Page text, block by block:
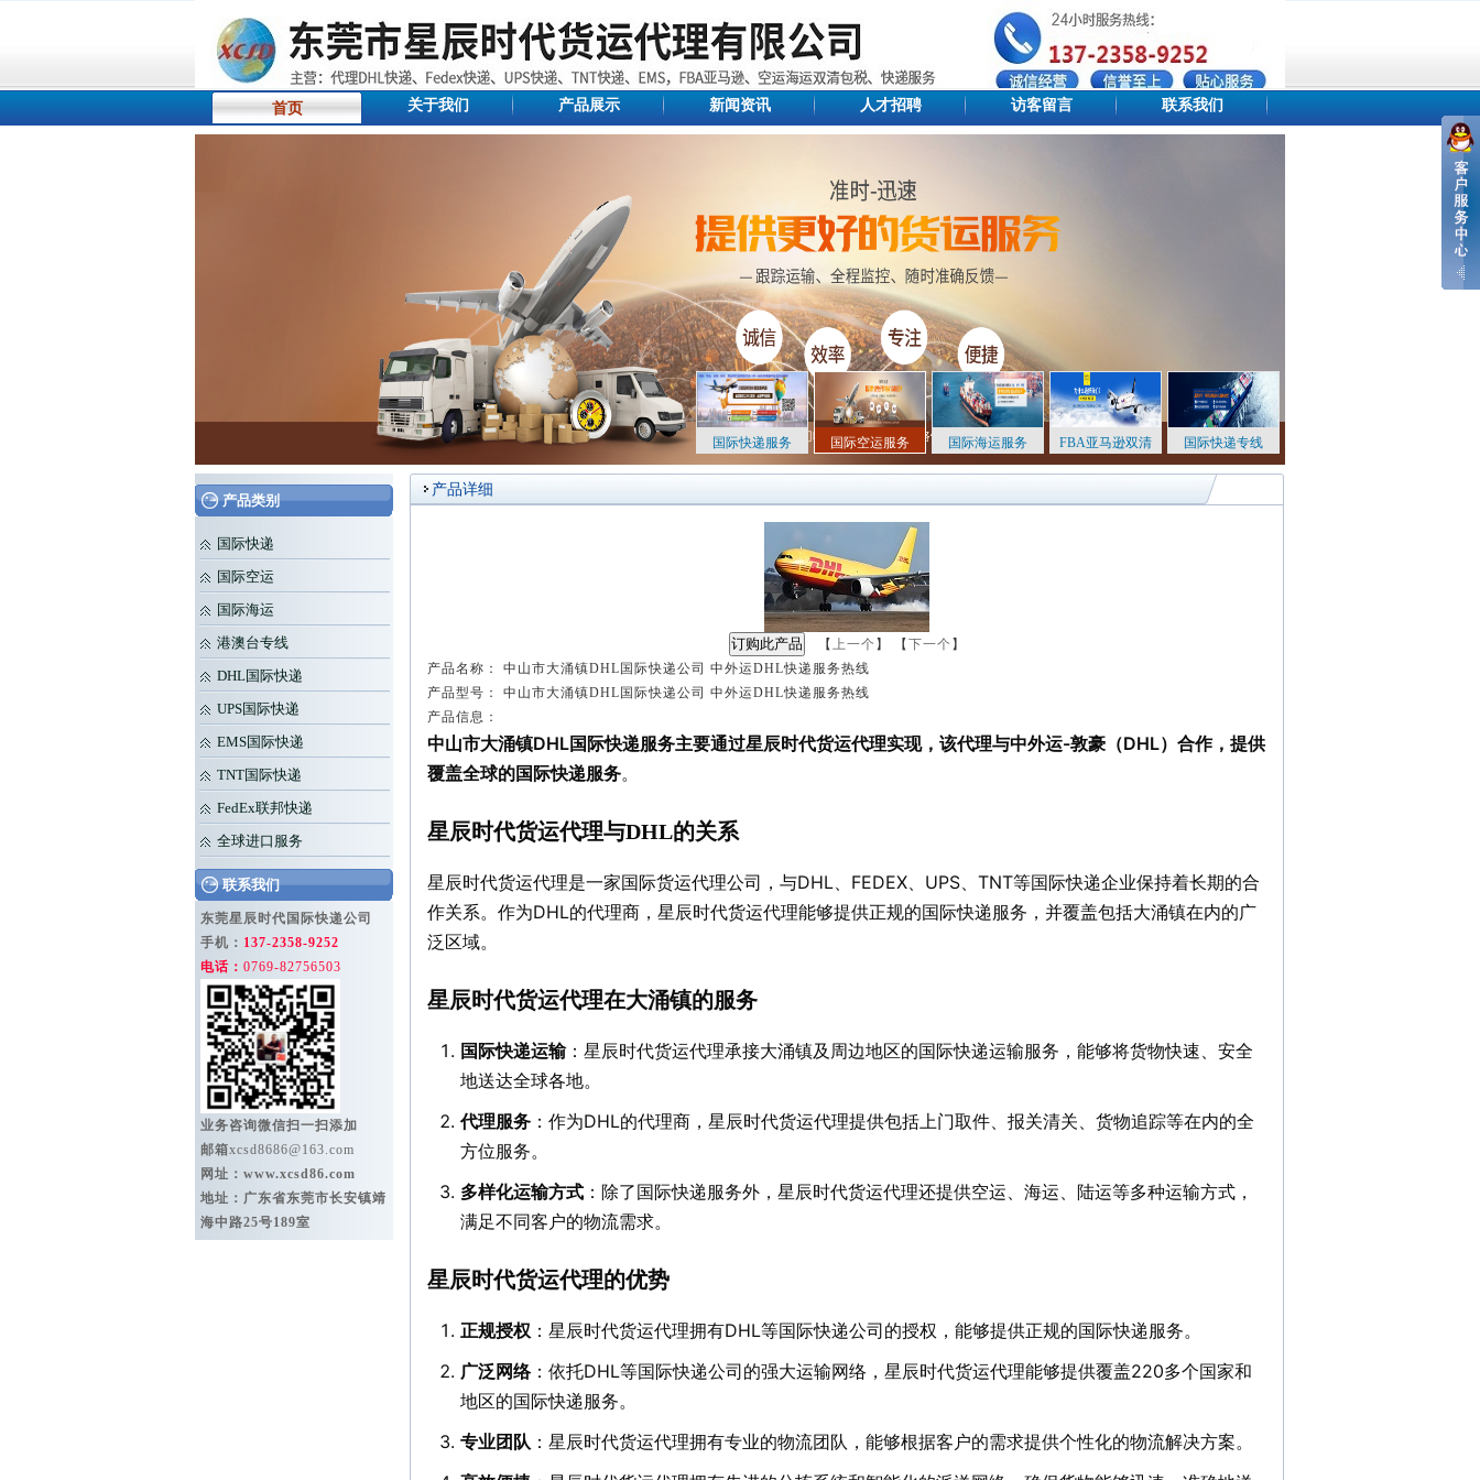
首页 关于我们 产品展示 新闻资讯 人才招聘 访客留言 联系我们
国际快递服务 国际空运服务 国际海运服务 FBA亚马逊双清 国际快递专线
产品类别
国际快递
国际空运
国际海运
港澳台专线
DHL国际快递
UPS国际快递
EMS国际快递
TNT国际快递
FedEx联邦快递
全球进口服务
联系我们
东莞星辰时代国际快递公司
手机： 137-2358-9252
电话： 0769-82756503
业务咨询微信扫一扫添加
邮箱xcsd8686@163.com
网址： www.xcsd86.com
地址：广东省东莞市长安镇靖
海中路25号189室
产品详细
【 上一个 】 【 下一个 】
产品名称： 中山市大涌镇DHL国际快递公司 中外运DHL快递服务热线
产品型号： 中山市大涌镇DHL国际快递公司 中外运DHL快递服务热线
产品信息：
中山市大涌镇DHL国际快递服务主要通过星辰时代货运代理实现，该代理与中外运-敦豪（DHL）合作，提供
覆盖全球的国际快递服务。
星辰时代货运代理与DHL的关系
星辰时代货运代理是一家国际货运代理公司，与DHL、FEDEX、UPS、TNT等国际快递企业保持着长期的合
作关系。作为DHL的代理商，星辰时代货运代理能够提供正规的国际快递服务，并覆盖包括大涌镇在内的广
泛区域。
星辰时代货运代理在大涌镇的服务
国际快递运输：星辰时代货运代理承接大涌镇及周边地区的国际快递运输服务，能够将货物快速、安全
地送达全球各地。
代理服务 ：作为DHL的代理商，星辰时代货运代理提供包括上门取件、报关清关、货物追踪等在内的全
方位服务。
多样化运输方式 ：除了国际快递服务外，星辰时代货运代理还提供空运、海运、陆运等多种运输方式，
满足不同客户的物流需求。
星辰时代货运代理的优势
正规授权 ：星辰时代货运代理拥有DHL等国际快递公司的授权，能够提供正规的国际快递服务。
广泛网络：依托DHL等国际快递公司的强大运输网络，星辰时代货运代理能够提供覆盖220多个国家和
地区的国际快递服务。
专业团队 ：星辰时代货运代理拥有专业的物流团队，能够根据客户的需求提供个性化的物流解决方案。